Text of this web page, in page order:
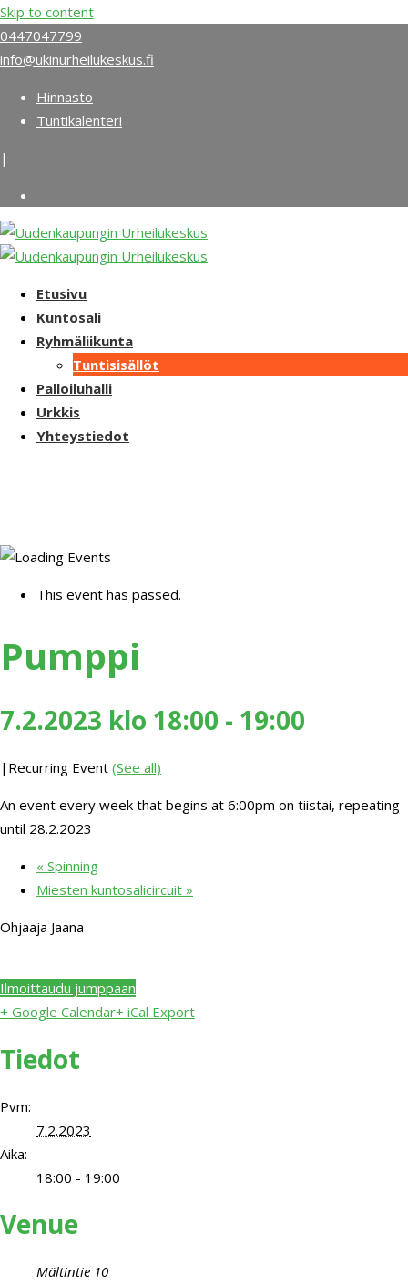
Skip to content
0447047799
info@ukinurheilukeskus.fi
Hinnasto
Tuntikalenteri
|
Etusivu
Kuntosali
Ryhmäliikunta
Tuntisisällöt
Palloiluhalli
Urkkis
Yhteystiedot
This event has passed.
Pumppi
7.2.2023 klo 18:00 - 19:00
| Recurring Event (See all)
An event every week that begins at 6:00pm on tiistai, repeating
until 28.2.2023
« Spinning
Miesten kuntosalicircuit »
Ohjaaja Jaana
Ilmoittaudu jumppaan
+ Google Calendar+ iCal Export
Tiedot
Pvm:
7.2.2023
Aika:
18:00 - 19:00
Venue
Mältintie 10